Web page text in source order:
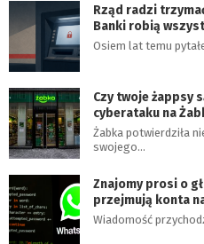
Rząd radzi
Banki robią
Osiem lat temu
Czy twoje żappsy
cyberataku na
Żabka potwierdziła
swojego…
Znajomy prosi o
przejmują konta
Wiadomość